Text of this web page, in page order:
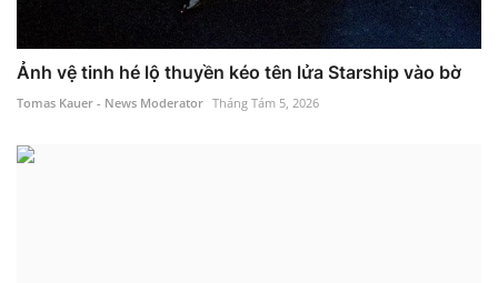
Ảnh vệ tinh hé lộ thuyền kéo tên lửa Starship vào bờ
Tomas Kauer - News Moderator Tháng Tám 5, 2026